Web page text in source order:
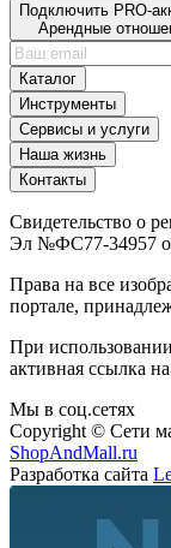
Подключить PRO-
Арендные
Каталог
Инструменты
Сервисы и услуги
Наша жизнь
Контакты
Свидетельство о
Эл №ФС77-34957
Права на все
портале,
При
активная ссылка
Мы в соц.сетях
Copyright © Сети
ShopAndMall.ru
Разработка сайта